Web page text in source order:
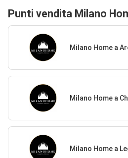
Punti vendita Milano
Milano Home a
Milano Home a
Milano Home a